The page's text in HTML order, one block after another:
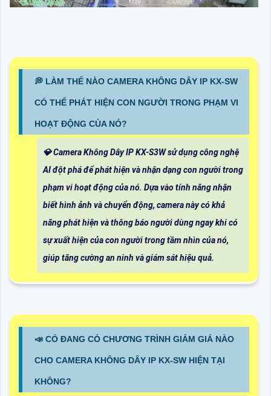
️💭 LÀM THẾ NÀO CAMERA KHÔNG DÂY IP KX-SW
CÓ THỂ PHÁT HIỆN CON NGƯỜI TRONG PHẠM VI
HOẠT ĐỘNG CỦA NÓ?
💎 Camera Không Dây IP KX-S3W sử dụng công nghệ
AI đột phá để phát hiện và nhận dạng con người trong
phạm vi hoạt động của nó. Dựa vào tính năng nhận
biết hình ảnh và chuyển động, camera này có khả
năng phát hiện và thông báo người dùng ngay khi có
sự xuất hiện của con người trong tầm nhìn của nó,
giúp tăng cường an ninh và giám sát hiệu quả.
📣 CÓ ĐANG CÓ CHƯƠNG TRÌNH GIẢM GIÁ NÀO
CHO CAMERA KHÔNG DÂY IP KX-SW HIỆN TẠI
KHÔNG?